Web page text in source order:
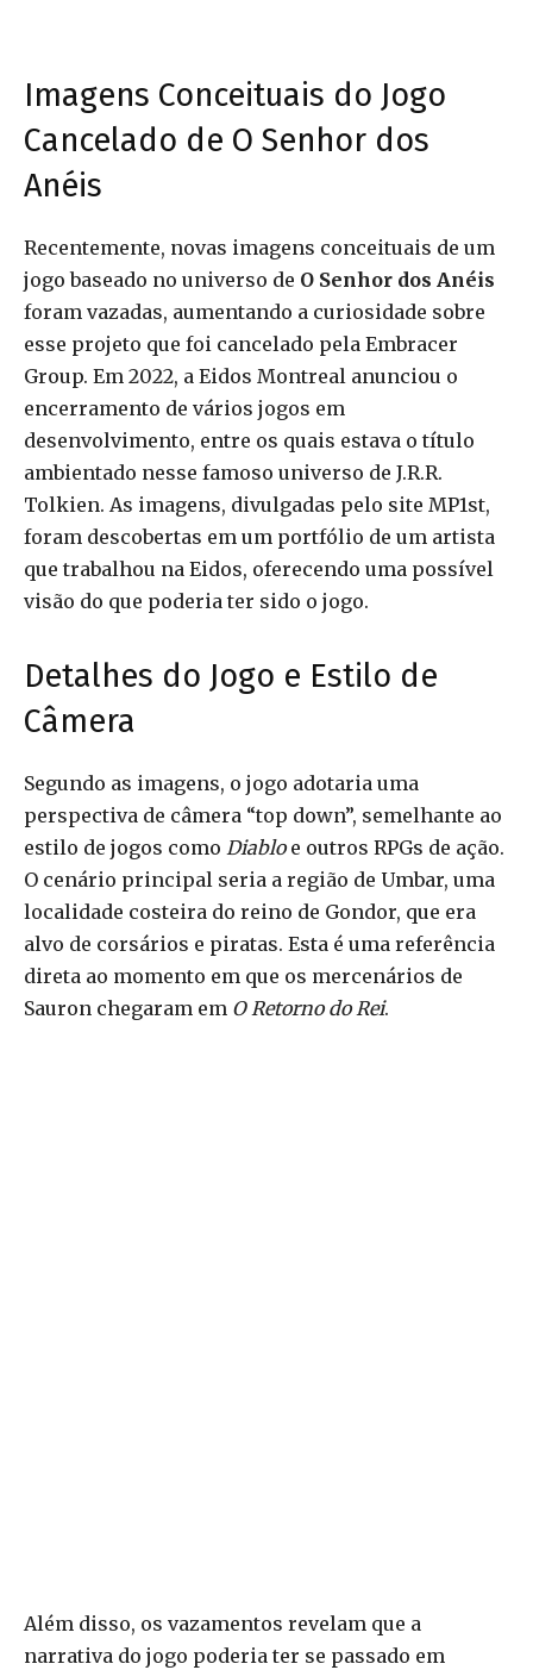
Imagens Conceituais do Jogo
Cancelado de O Senhor dos
Anéis
Recentemente, novas imagens conceituais de um
jogo baseado no universo de O Senhor dos Anéis
foram vazadas, aumentando a curiosidade sobre
esse projeto que foi cancelado pela Embracer
Group. Em 2022, a Eidos Montreal anunciou o
encerramento de vários jogos em
desenvolvimento, entre os quais estava o título
ambientado nesse famoso universo de J.R.R.
Tolkien. As imagens, divulgadas pelo site MP1st,
foram descobertas em um portfólio de um artista
que trabalhou na Eidos, oferecendo uma possível
visão do que poderia ter sido o jogo.
Detalhes do Jogo e Estilo de
Câmera
Segundo as imagens, o jogo adotaria uma
perspectiva de câmera “top down”, semelhante ao
estilo de jogos como Diabloe outros RPGs de ação.
O cenário principal seria a região de Umbar, uma
localidade costeira do reino de Gondor, que era
alvo de corsários e piratas. Esta é uma referência
direta ao momento em que os mercenários de
Sauron chegaram em O Retorno do Rei.
Além disso, os vazamentos revelam que a
narrativa do jogo poderia ter se passado em